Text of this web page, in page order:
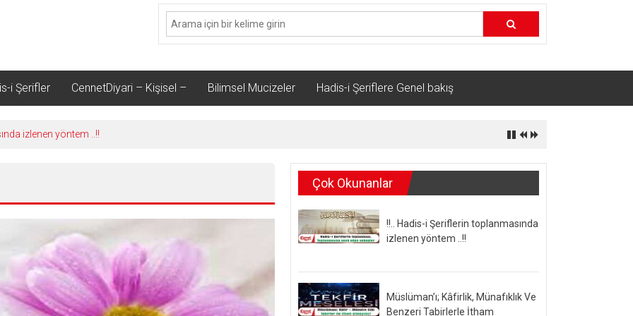
i Şerifler CennetDiyari – Kişisel – Bilimsel Mucizeler Hadis-i Şeriflere Genel bakış
izlenen yöntem ..!!
Çok Okunanlar
!!.. Hadis-i Şeriflerin toplanmasında
izlenen yöntem ..!!
Müslüman’ı; Kâfirlik, Münafıklık Ve
Benzeri Tabirlerle İtham